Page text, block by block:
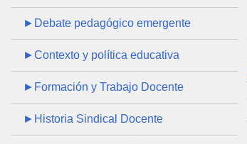
►Debate pedagógico emergente
►Contexto y política educativa
►Formación y Trabajo Docente
►Historia Sindical Docente